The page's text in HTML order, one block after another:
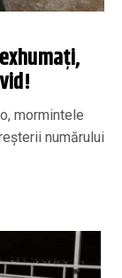
mormintele
numărului